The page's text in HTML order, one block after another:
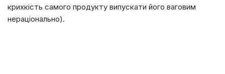
крихкість самого продукту випускати його ваговим
нераціонально).